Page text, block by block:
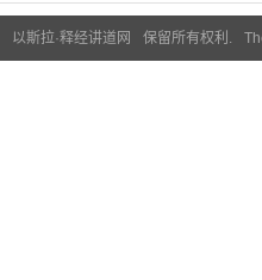
以斯拉·释经讲道网 保留所有权利.